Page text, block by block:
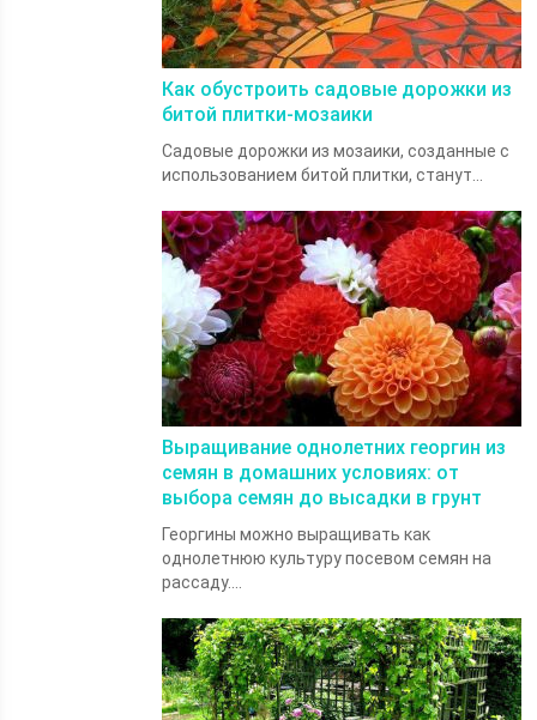
Как обустроить садовые дорожки из
битой плитки-мозаики
Садовые дорожки из мозаики, созданные с
использованием битой плитки, станут...
Выращивание однолетних георгин из
семян в домашних условиях: от
выбора семян до высадки в грунт
Георгины можно выращивать как
однолетнюю культуру посевом семян на
рассаду....